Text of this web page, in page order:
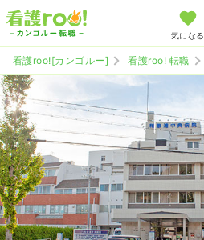
気になる
看護roo![カンゴルー] 看護roo! 転職